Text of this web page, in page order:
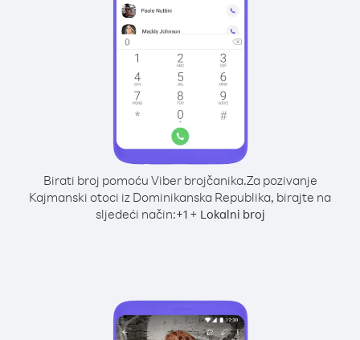
Birati broj pomoću Viber brojčanika.Za pozivanje
Kajmanski otoci iz Dominikanska Republika, birajte na
sljedeći način:+1+ Lokalni broj